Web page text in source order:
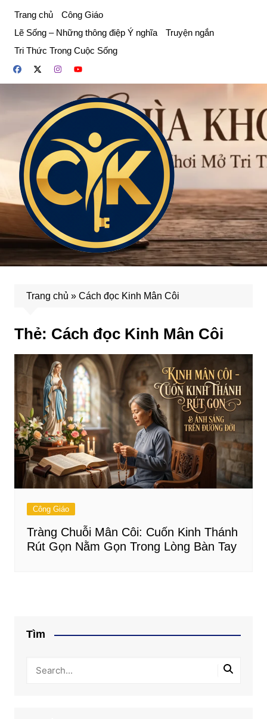
phần
dung
Trang chủ
Công Giáo
Lẽ Sống – Những thông điệp Ý nghĩa
Truyện ngắn
Tri Thức Trong Cuộc Sống
Trang chủ » Cách đọc Kinh Mân Côi
Thẻ: Cách đọc Kinh Mân Côi
Công Giáo
Tràng Chuỗi Mân Côi: Cuốn Kinh Thánh
Rút Gọn Nằm Gọn Trong Lòng Bàn Tay
Tìm